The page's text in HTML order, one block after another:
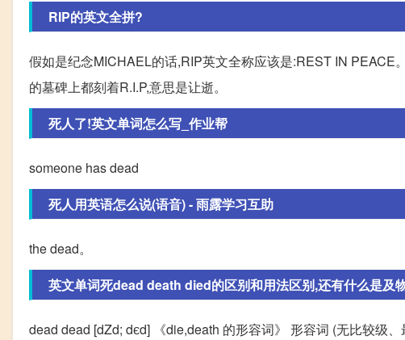
RIP的英文全拼?
假如是纪念MICHAEL的话,RIP英文全称应该是:REST IN
的墓碑上都刻着R.I.P,意思是让逝。
死人了!英文单词怎么写_作业帮
someone has dead
死人用英语怎么说(语音) - 雨露学习互助
the dead。
英文单词死dead death died的区别和用法区别,还有什么是及
dead dead [dZd; dєd] 《die,death 的形容词》 形容词 (无比较级